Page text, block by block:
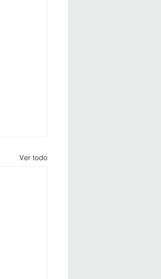
Ver todo